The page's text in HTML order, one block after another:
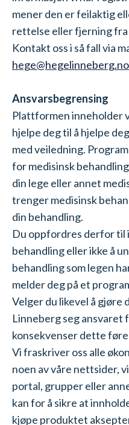
mener den er feilaktig
rettelse eller fjerning
Kontakt oss i så fall via
hege@hegelinneberg.no
Ansvarsbegrensing
Plattformen inneholder
hjelpe deg til å hjelpe
med veiledning.
for medisinsk
din lege eller annet
trenger medisinsk
din behandling.
Du oppfordres derfor til
behandling eller ikke å
behandling som legen
melder deg på et
Velger du likevel å gjøre
Linneberg seg
konsekvenser dette
Vi fraskriver oss alle
noen av våre nettsider,
portal, grupper eller
kan for å sikre at
kjøpe produktet